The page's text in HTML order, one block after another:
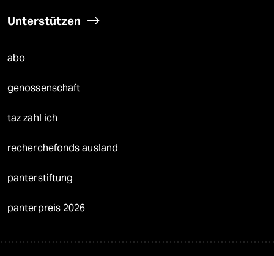
Unterstützen
abo
genossenschaft
taz zahl ich
recherchefonds ausland
panterstiftung
panterpreis 2026